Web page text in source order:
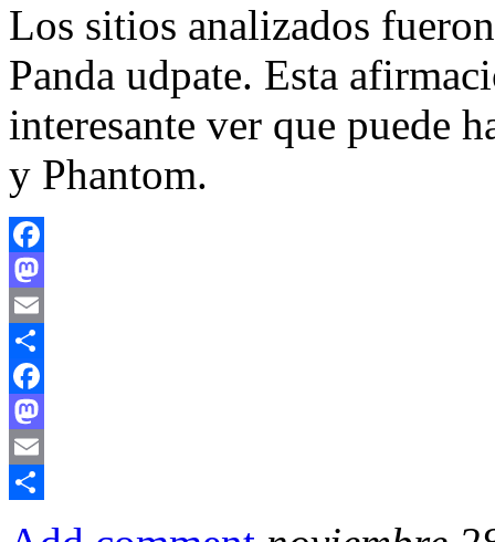
Los sitios analizados
Panda udpate. Esta
interesante ver que puede
y Phantom.
Facebook
Mastodon
Email
Compartir
Facebook
Mastodon
Email